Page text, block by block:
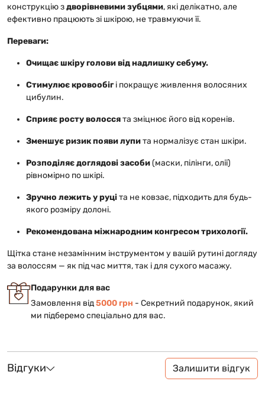
конструкцію здворівневими зубцями, які делікатно, але
ефективно працюють зі шкірою, не травмуючи її.
Переваги:
Очищає шкіру голови від надлишку себуму.
Стимулює кровообігі покращує живлення волосяних
цибулин.
Сприяє росту волоссята зміцнює його від коренів.
Зменшує ризик появи лупита нормалізує стан шкіри.
Розподіляє доглядові засоби(маски, пілінги, олії)
рівномірно по шкірі.
Зручно лежить у руціта не ковзає, підходить для будь-
якого розміру долоні.
Рекомендована міжнародним конгресом трихології.
Щітка стане незамінним інструментом у вашій рутині догляду
за волоссям — як під час миття, так і для сухого масажу.
Подарунки для вас
Замовлення від5000 грн - Cекретний подарунок, який
ми підберемо спеціально для вас.
Відгуки Залишити відгук